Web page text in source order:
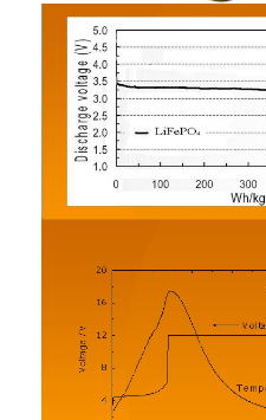
Au sujet de nous
Visite d'usine
Contrôle de qualité
Discuter Maintenant
batterie du lithium lifepo4